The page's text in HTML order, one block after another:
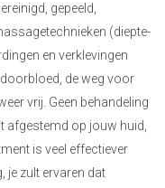
gepeeld,
(diepte-
en verklevingen
de weg voor
vrij. Geen behandeling
afgestemd op jouw huid,
is veel effectiever
je zult ervaren dat